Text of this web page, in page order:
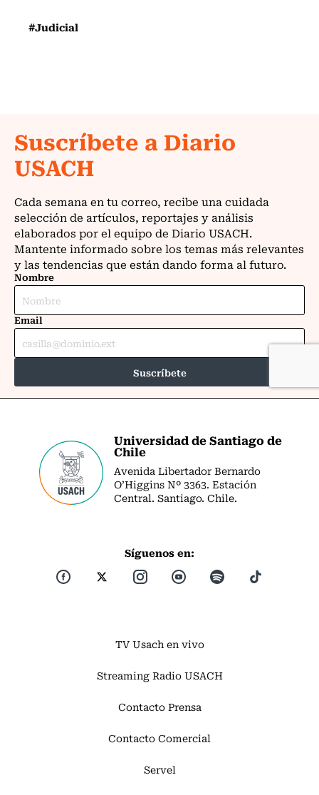
#Judicial
Universidad de Santiago de
Chile
Avenida Libertador Bernardo
O’Higgins Nº 3363. Estación
Central. Santiago. Chile.
Síguenos en:
TV Usach en vivo
Streaming Radio USACH
Contacto Prensa
Contacto Comercial
Servel